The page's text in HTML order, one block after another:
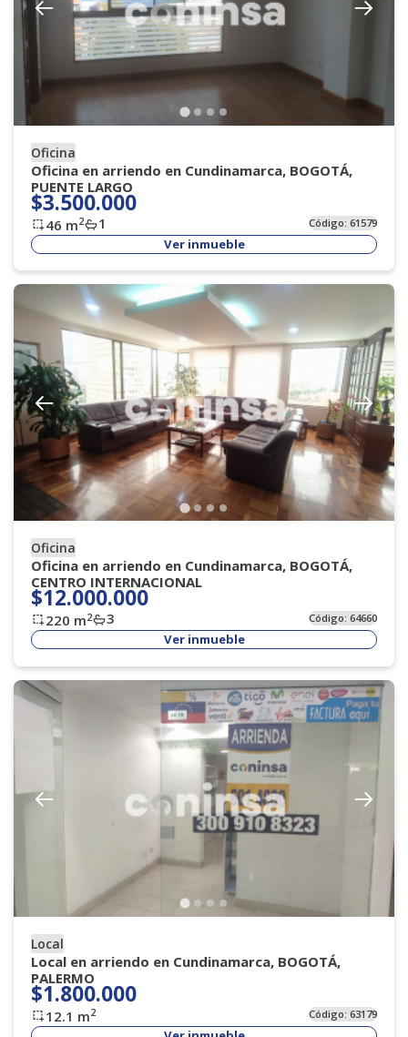
Oficina
Oficina en arriendo en Cundinamarca, BOGOTÁ,
PUENTE LARGO
$3.500.000
46 m2 1 Código:61579
Ver inmueble
Oficina
Oficina en arriendo en Cundinamarca, BOGOTÁ,
CENTRO INTERNACIONAL
$12.000.000
220 m2 3 Código:64660
Ver inmueble
Local
Local en arriendo en Cundinamarca, BOGOTÁ,
PALERMO
$1.800.000
12.1 m2 Código:63179